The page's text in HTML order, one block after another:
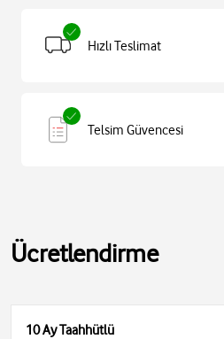
Hızlı Teslimat
Telsim Güvencesi
Ücretlendirme
10 Ay Taahhütlü